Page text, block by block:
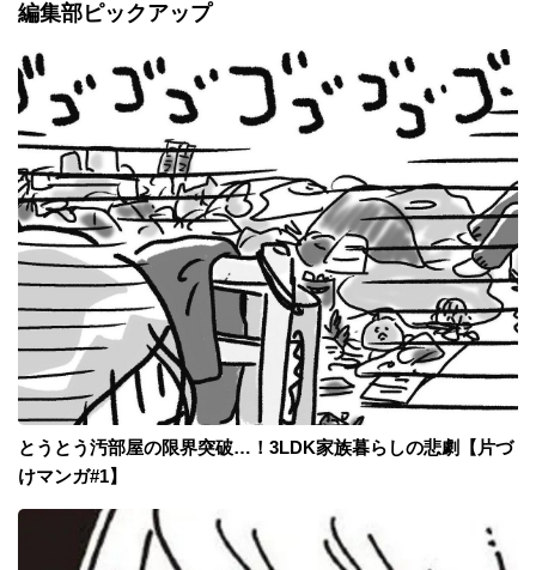
編集部ピックアップ
とうとう汚部屋の限界突破…！3LDK家族暮らしの悲劇【片づ
けマンガ#1】